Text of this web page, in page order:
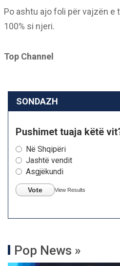
Po ashtu ajo foli për vajzën e
100% si njeri.
Top Channel
SONDAZH
Pushimet tuaja këtë
Në Shqipëri
Jashtë vendit
Asgjëkundi
Vote View Results
Pop News »